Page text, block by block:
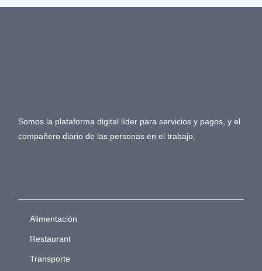
Somos la plataforma digital líder para servicios y pagos, y el
compañero diario de las personas en el trabajo.
Alimentación
Restaurant
Transporte